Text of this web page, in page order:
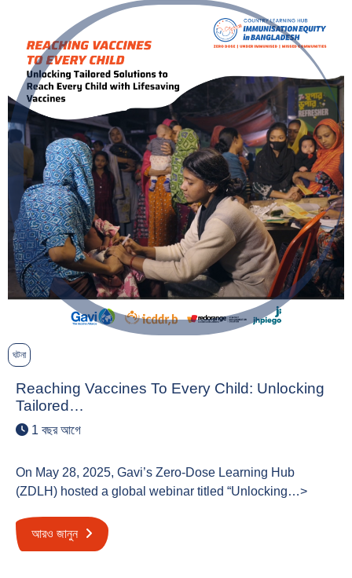
ঘটনা
Reaching Vaccines To Every Child: Unlocking
Tailored…
1 বছর আগে
On May 28, 2025, Gavi’s Zero-Dose Learning Hub
(ZDLH) hosted a global webinar titled “Unlocking…>
আরও জানুন